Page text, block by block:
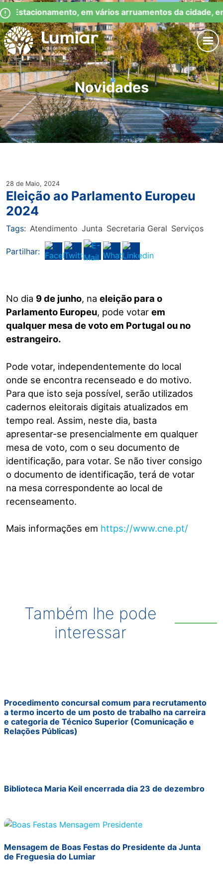
Observação:
este
site
inclui
um
sistema
de
acessibilidade.
Skip
to
content
Estacionamento, em vários arruamentos da cidade,
Junta de Freguesia Lumiar
Novidades
28 de Maio, 2024
Eleição ao Parlamento Europeu
2024
Tags: Atendimento Junta Secretaria Geral Serviços
Partilhar:
No dia 9 de junho, na eleição para o
Parlamento Europeu, pode votar em
qualquer mesa de voto em Portugal ou no
estrangeiro.
Pode votar, independentemente do local
onde se encontra recenseado e do motivo.
Para que isto seja possível, serão utilizados
cadernos eleitorais digitais atualizados em
tempo real. Assim, neste dia, basta
apresentar-se presencialmente em qualquer
mesa de voto, com o seu documento de
identificação, para votar. Se não tiver consigo
o documento de identificação, terá de votar
na mesa correspondente ao local de
recenseamento.
Mais informações em https://www.cne.pt/
Também lhe pode
interessar
Procedimento concursal comum para recrutamento
a termo incerto de um posto de trabalho na carreira
e categoria de Técnico Superior (Comunicação e
Relações Públicas)
Biblioteca Maria Keil encerrada dia 23 de dezembro
Mensagem de Boas Festas do Presidente da Junta
de Freguesia do Lumiar